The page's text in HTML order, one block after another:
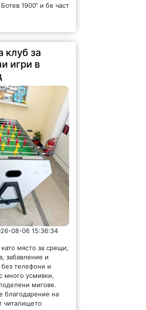
1900“ и бе част
клуб за
игри в
08-06 15:36:34
място за срещи,
забавление и
телефони и
много усмивки,
мигове.
благодарение на
читалището